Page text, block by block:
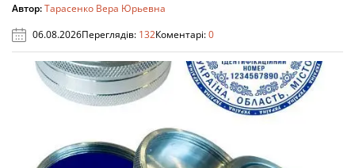
Автор:Тарасенко Вера Юрьевна
06.08.2026Переглядів: 132Коментарі:0